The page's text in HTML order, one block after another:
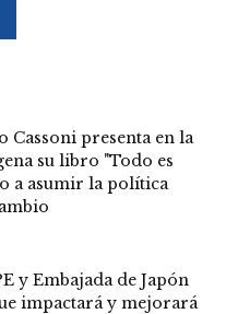
Cassoni presenta en la
su libro "Todo es
a asumir la política
y Embajada de Japón
impactará y mejorará